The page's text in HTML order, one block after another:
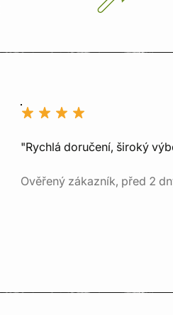
"Rychlá doručení, široký
Ověřený zákazník, před 2